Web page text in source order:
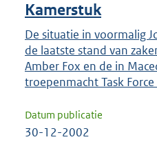
Kamerstuk
De situatie in voormalig
de laatste stand van
Amber Fox en de in
troepenmacht Task Force
Datum publicatie
30-12-2002